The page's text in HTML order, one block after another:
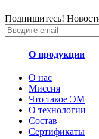
Подпишитесь!
О продукции
О нас
Миссия
Что такое ЭМ
О технологии
Состав
Сертификаты